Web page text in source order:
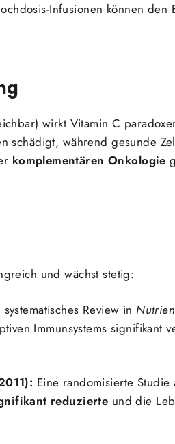
Infusionen können den
wirkt Vitamin C
schädigt, während gesunde
komplementären Onkologie
und wächst stetig:
systematisches Review in
Immunsystems signifikant
Eine randomisierte
reduzierte und die